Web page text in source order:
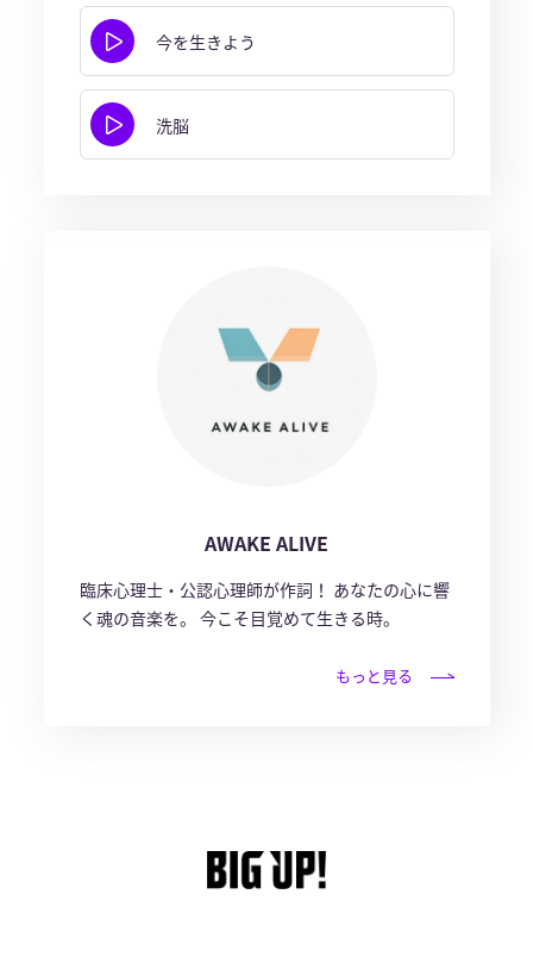
今を生きよう
洗脳
AWAKE ALIVE
臨床心理士・公認心理師が作詞！ あなたの心に響
く魂の音楽を。 今こそ目覚めて生きる時。
もっと見る